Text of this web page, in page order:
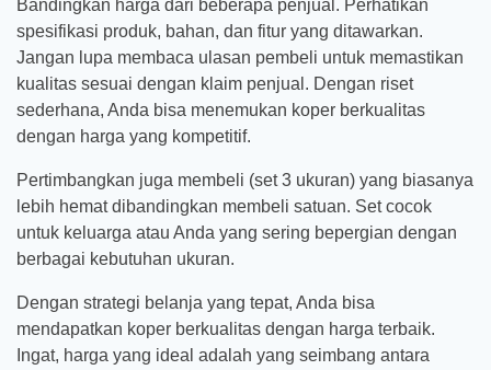
Bandingkan harga dari beberapa penjual. Perhatikan
spesifikasi produk, bahan, dan fitur yang ditawarkan.
Jangan lupa membaca ulasan pembeli untuk memastikan
kualitas sesuai dengan klaim penjual. Dengan riset
sederhana, Anda bisa menemukan koper berkualitas
dengan harga yang kompetitif.
Pertimbangkan juga membeli (set 3 ukuran) yang biasanya
lebih hemat dibandingkan membeli satuan. Set cocok
untuk keluarga atau Anda yang sering bepergian dengan
berbagai kebutuhan ukuran.
Dengan strategi belanja yang tepat, Anda bisa
mendapatkan koper berkualitas dengan harga terbaik.
Ingat, harga yang ideal adalah yang seimbang antara